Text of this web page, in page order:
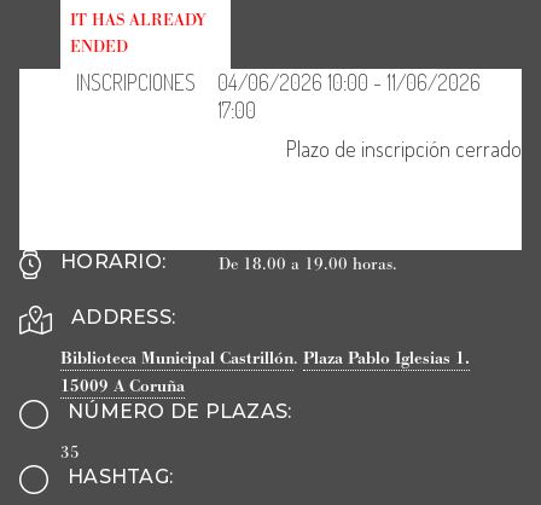
IT HAS ALREADY
ENDED
HORARIO: De 18.00 a 19.00 horas.
ADDRESS:
Biblioteca Municipal Castrillón. Plaza Pablo Iglesias 1.
15009 A Coruña
NÚMERO DE PLAZAS:
35
HASHTAG: